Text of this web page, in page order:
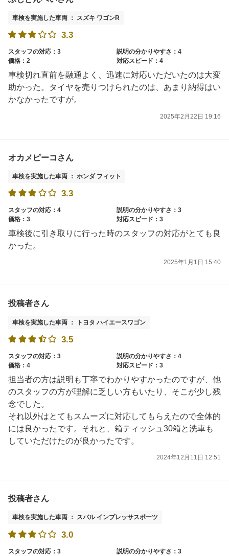
車検を実施した車両 ： スズキ ワゴンR
3.3
スタッフの対応：3
説明の分かりやすさ：4
価格：2
対応スピード：4
車検切れ直前を融通よく、迅速に対応いただいたのは大変
助かった。タイヤを売りつけられたのは、あまり納得はい
かなかったですが。
2025年2月22日 19:16
オカメピーコさん
車検を実施した車両 ： ホンダ フィット
3.3
スタッフの対応：4
説明の分かりやすさ：3
価格：3
対応スピード：3
車検後に引き取りに行った時のスタッフの対応がとても良
かった。
2025年1月1日 15:40
投稿者さん
車検を実施した車両 ： トヨタ ハイエースワゴン
3.5
スタッフの対応：3
説明の分かりやすさ：4
価格：4
対応スピード：3
担当者の方は説明も丁寧でわかりやすかったのですが、他
のスタッフの方が理解に乏しい方もいたり、そこが少し残
念でした。
それ以外はとてもスムーズに対応してもらえたので全体的
には良かったです。それと、箱ティッシュ30箱と洗車も
していただけたのが良かったです。
2024年12月11日 12:51
投稿者さん
車検を実施した車両 ： スバル インプレッサスポーツ
3.0
スタッフの対応：3
説明の分かりやすさ：3